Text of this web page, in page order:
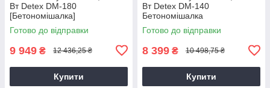
Вт Detex DM-180
[Бетономішалка]
Готово до відправки
9 949 ₴ 12 436,25 ₴
Купити
Вт Detex DM-140
Бетономішалка
Готово до відправки
8 399 ₴ 10 498,75 ₴
Купити